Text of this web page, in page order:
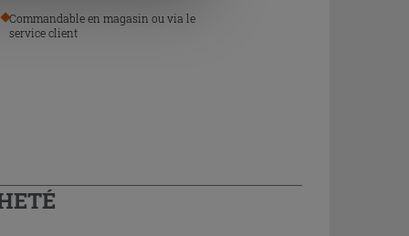
Commandable en magasin ou via le
service client